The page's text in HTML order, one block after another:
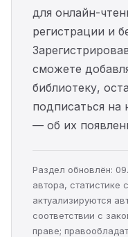
для онлайн-
регистрации и
сможете
библиотеку,
подписаться на
— об их
Раздел обновлён:
автора, статистике
актуализируются
соответствии с
праве;